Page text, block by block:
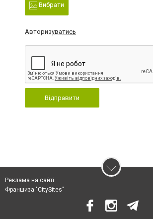
Вибрати
Авторизуватись
Відправити
Реклама на сайті
Франшиза "CitySites"